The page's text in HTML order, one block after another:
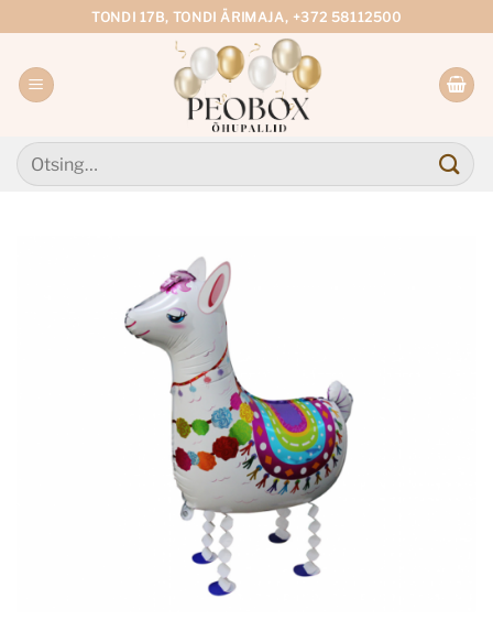
to
TONDI 17B, TONDI ÄRIMAJA, +372 58112500
Otsi: